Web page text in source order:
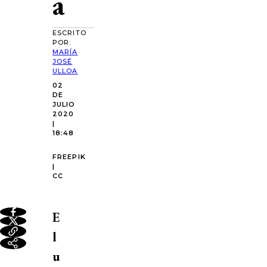
ESCRITO
POR:
MARÍA
JOSÉ
ULLOA
02
DE
JULIO
2020
|
18:48
FREEPIK
|
CC
E
l
u